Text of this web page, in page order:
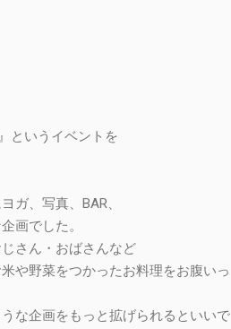
というイベントを
ガ、写真、BAR、
画でした。
さん・おばさんなど
や野菜をつかったお料理をお腹いっ
な企画をもっと拡げられるといいで